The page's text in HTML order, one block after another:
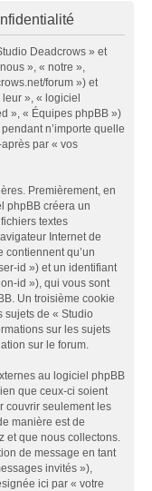
Deadcrows » et
», « notre »,
forum ») et
», « logiciel
», « Équipes phpBB »)
n’importe quelle
par « vos
Premièrement, en
phpBB créera un
textes
Internet de
contiennent qu’un
id ») et un identifiant
id »), qui vous sont
Un troisième cookie
sujets de « Studio
sur les sujets
sur le forum.
au logiciel phpBB
que ceux-ci soient
couvrir seulement les
manière est de
et que nous collectons.
de message en tant
invités »),
ici par « votre